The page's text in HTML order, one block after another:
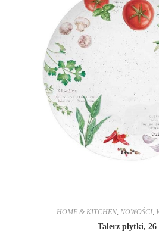
HOME & KITCHEN NOWOŚCI
Talerz płytki, 26